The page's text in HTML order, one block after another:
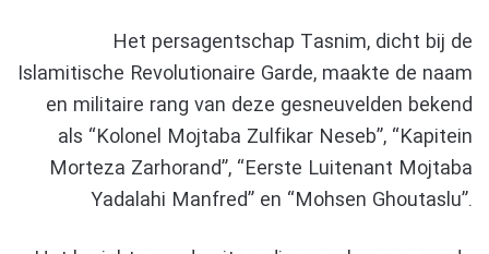
Het persagentschap Tasnim, dicht bij de
Islamitische Revolutionaire Garde, maakte de naam
en militaire rang van deze gesneuvelden bekend
als “Kolonel Mojtaba Zulfikar Neseb”, “Kapitein
Morteza Zarhorand”, “Eerste Luitenant Mojtaba
Yadalahi Manfred” en “Mohsen Ghoutaslu”.